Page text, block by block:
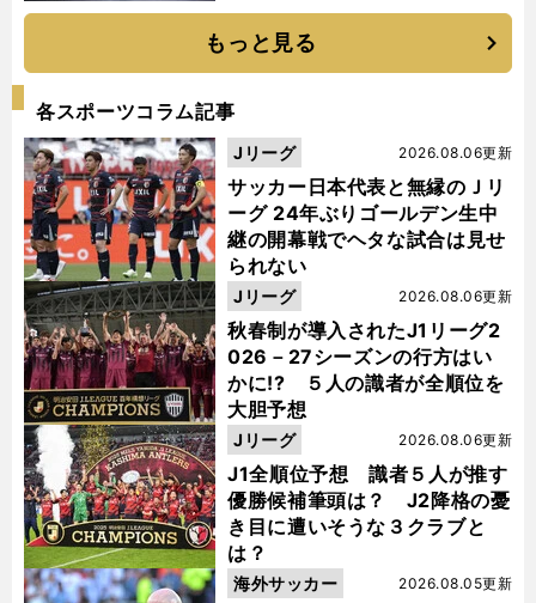
もっと見る
各スポーツコラム記事
サッカー日本代表と無縁のＪリ
ーグ 24年ぶりゴールデン生中
継の開幕戦でヘタな試合は見せ
られない
2026.08.06更新
Jリーグ
秋春制が導入されたJ1リーグ2
026－27シーズンの行方はい
かに!? ５人の識者が全順位を
大胆予想
2026.08.06更新
Jリーグ
J1全順位予想 識者５人が推す
優勝候補筆頭は？ J2降格の憂
き目に遭いそうな３クラブと
は？
2026.08.06更新
Jリーグ
2026.08.05更新
海外サッカー